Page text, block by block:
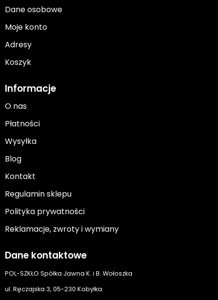
Dane osobowe
Moje konto
Adresy
Koszyk
Informacje
O nas
Płatności
Wysyłka
Blog
Kontakt
Regulamin sklepu
Polityka prywatności
Reklamacje, zwroty i wymiany
Dane kontaktowe
POL-SZKŁO Spółka Jawna K. i B. Wołoszka
ul. Ręczajska 3, 05-230 Kobyłka